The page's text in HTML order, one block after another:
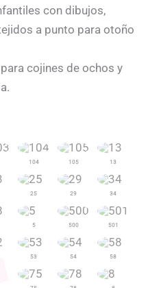
con dibujos,
a punto para otoño
cojines de ochos y